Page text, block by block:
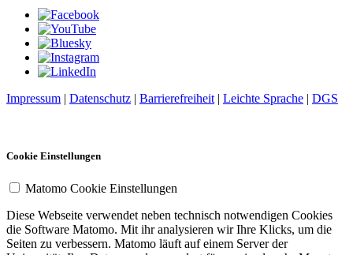
Impressum | Datenschutz | Barrierefreiheit | Leichte Sprache | DGS
Cookie Einstellungen
Matomo Cookie Einstellungen
Diese Webseite verwendet neben technisch notwendigen Cookies
die Software Matomo. Mit ihr analysieren wir Ihre Klicks, um die
Seiten zu verbessern. Matomo läuft auf einem Server der